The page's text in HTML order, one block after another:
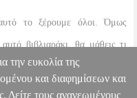
το ξέρουμε όλοι. Όμως
βιβλιαράκι, θα μάθεις τι
ζωάκια των οποίων ξέχασε το
την ευκολία της
και διαφημίσεων και
Δείτε τους ανανεωμένους